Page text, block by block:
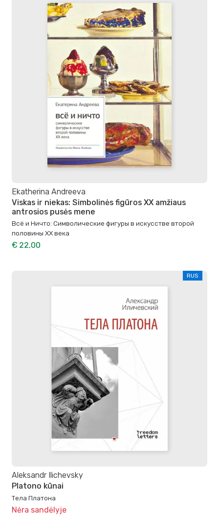
Ekatherina Andreeva
Viskas ir niekas: Simbolinės figūros XX amžiaus
antrosios pusės mene
Всё и Ничто: Символические фигуры в искусстве второй
половины XX века
€ 22,00
RUS
Aleksandr Ilichevsky
Platono kūnai
Тела Платона
Nėra sandėlyje